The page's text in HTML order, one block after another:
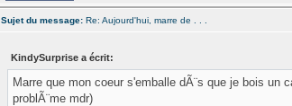
Sujet du message: Re: Aujourd'hui, marre de . . .
KindySurprise a écrit:
Marre que mon coeur s'emballe dÃ¨s que je bois
problÃ¨me mdr)